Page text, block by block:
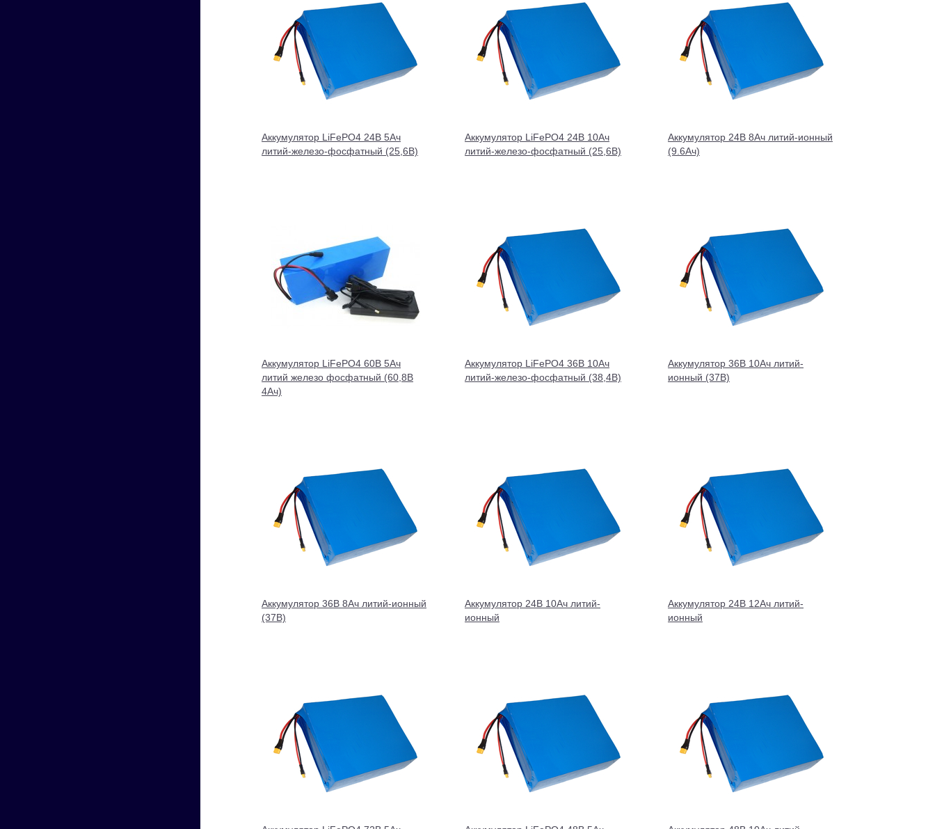
Аккумулятор LiFePO4 24В 5Ач
литий-железо-фосфатный (25,6В)
Аккумулятор LiFePO4 24В 10Ач
литий-железо-фосфатный (25,6В)
Аккумулятор 24В 8Ач литий-ионный
(9.6Ач)
Аккумулятор LiFePO4 60В 5Ач
литий железо фосфатный (60,8В
4Ач)
Аккумулятор LiFePO4 36В 10Ач
литий-железо-фосфатный (38,4В)
Аккумулятор 36В 10Ач литий-
ионный (37В)
Аккумулятор 36В 8Ач литий-ионный
(37В)
Аккумулятор 24В 10Ач литий-
ионный
Аккумулятор 24В 12Ач литий-
ионный